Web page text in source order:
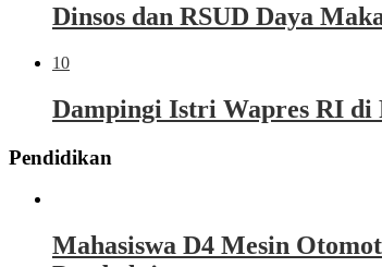
Dinsos dan RSUD Daya
10
Dampingi Istri Wapres RI di
Pendidikan
Mahasiswa D4 Mesin